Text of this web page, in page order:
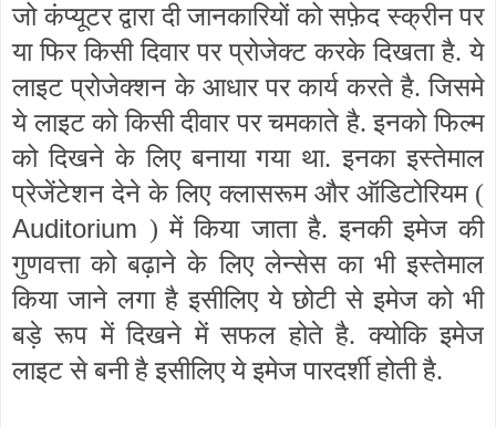
जो कंप्यूटर द्वारा दी जानकारियों को सफ़ेद स्क्रीन पर
या फिर किसी दिवार पर प्रोजेक्ट करके दिखता है. ये
लाइट प्रोजेक्शन के आधार पर कार्य करते है. जिसमे
ये लाइट को किसी दीवार पर चमकाते है. इनको फिल्म
को दिखने के लिए बनाया गया था. इनका इस्तेमाल
प्रेजेंटेशन देने के लिए क्लासरूम और ऑडिटोरियम (
Auditorium) में किया जाता है. इनकी इमेज की
गुणवत्ता को बढ़ाने के लिए लेन्सेस का भी इस्तेमाल
किया जाने लगा है इसीलिए ये छोटी से इमेज को भी
बड़े रूप में दिखने में सफल होते है. क्योकि इमेज
लाइट से बनी है इसीलिए ये इमेज पारदर्शी होती है.